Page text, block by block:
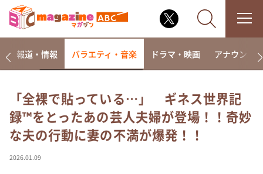
なるみ・岡村の過ぎるTV
相席食堂
これ余談なんですけど・・・
報道・情報 バラエティ・音楽 ドラマ・映画 アナウンサー
「全裸で貼っている…」 ギネス世界記
録™をとったあの芸人夫婦が登場！！奇妙
な夫の行動に妻の不満が爆発！！
2026.01.09